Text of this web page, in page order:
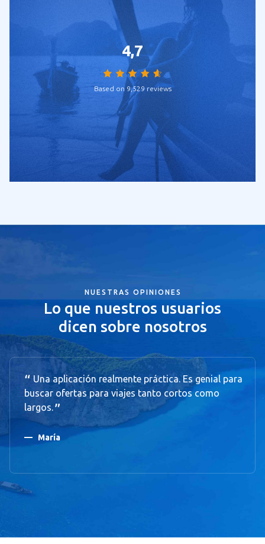
4,7
Based on 9,529 reviews
NUESTRAS OPINIONES
Lo que nuestros usuarios
dicen sobre nosotros
Una aplicación realmente práctica. Es genial para
buscar ofertas para viajes tanto cortos como
largos.
María